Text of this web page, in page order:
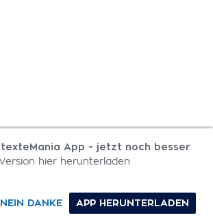
App - jetzt noch besser
hier herunterladen
APP HERUNTERLADEN
NEIN DANKE